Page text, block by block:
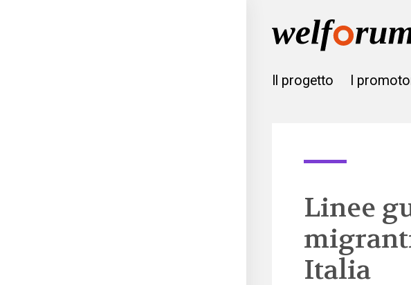
Il progetto I
Linee
Italia